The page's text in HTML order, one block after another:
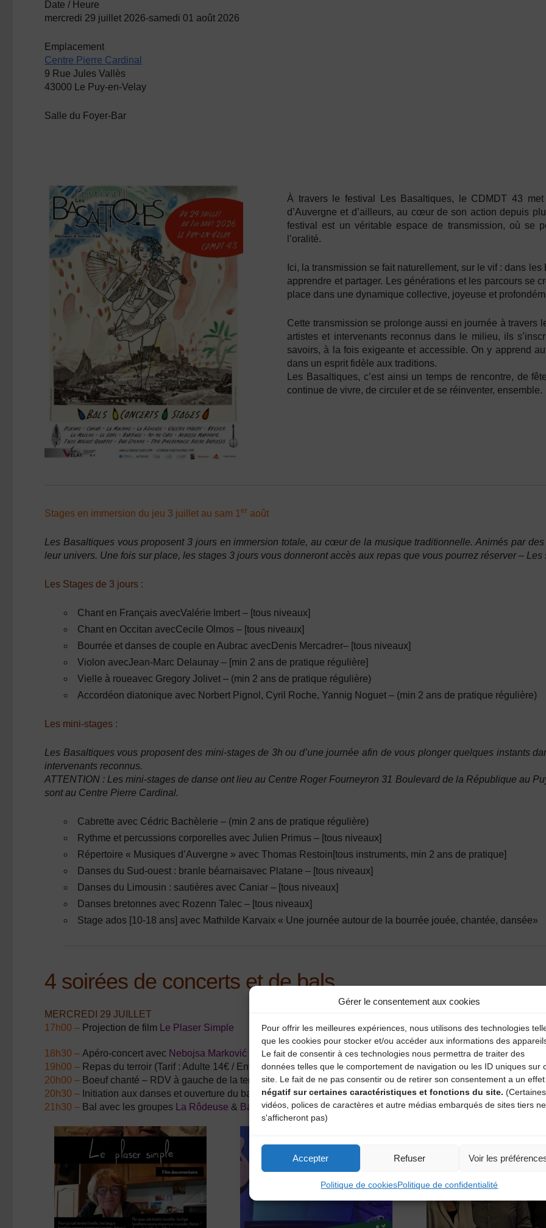
Gérer le consentement aux cookies
Pour offrir les meilleures expériences, nous utilisons des technologies
que les cookies pour stocker et/ou accéder aux informations des
Le fait de consentir à ces technologies nous permettra de traiter des
données telles que le comportement de navigation ou les ID uniques sur
site. Le fait de ne pas consentir ou de retirer son consentement a un effet
négatif sur certaines caractéristiques et fonctions du site. (Certaines
vidéos, polices de caractères et autre médias embarqués de sites tiers ne
s'afficheront pas)
Accepter Refuser Voir les
Politique de cookiesPolitique de confidentialité
Date / Heure
mercredi 29 juillet 2026-samedi 01 août 2026
Emplacement
Centre Pierre Cardinal
9 Rue Jules Vallès
43000 Le Puy-en-Velay
Salle du Foyer-Bar
À travers le festival Les Basaltiques, le CDMDT 43
d’Auvergne et d’ailleurs, au cœur de son action depuis
festival est un véritable espace de transmission, où se
l’oralité.
Ici, la transmission se fait naturellement, sur le vif : dans
apprendre et partager. Les générations et les parcours se
place dans une dynamique collective, joyeuse et
Cette transmission se prolonge aussi en journée à travers
artistes et intervenants reconnus dans le milieu, ils
savoirs, à la fois exigeante et accessible. On y apprend
dans un esprit fidèle aux traditions.
Les Basaltiques, c’est ainsi un temps de rencontre, de
continue de vivre, de circuler et de se réinventer, ensemble.
Stages en immersion du jeu 3 juillet au sam 1er août
Les Basaltiques vous proposent 3 jours en immersion totale, au cœur de la musique traditionnelle. Animés par
leur univers. Une fois sur place, les stages 3 jours vous donneront accès aux repas que vous pourrez réserver –
Les Stages de 3 jours :
Chant en Français avecValérie Imbert– [tous niveaux]
Chant en Occitan avecCecile Olmos – [tous niveaux]
Bourrée et danses de couple en Aubrac avecDenis Mercadrer– [tous niveaux]
Violon avecJean-Marc Delaunay – [min 2 ans de pratique régulière]
Vielle à roueavec Gregory Jolivet– (min 2 ans de pratique régulière)
Accordéon diatonique avec Norbert Pignol, Cyril Roche, Yannig Noguet– (min 2 ans de pratique régulière)
Les mini-stages :
Les Basaltiques vous proposent des mini-stages de 3h ou d’une journée afin de vous plonger quelques instants
intervenants reconnus.
ATTENTION : Les mini-stages de danse ont lieu au Centre Roger Fourneyron 31 Boulevard de la République au
sont au Centre Pierre Cardinal.
Cabrette avec Cédric Bachèlerie – (min 2 ans de pratique régulière)
Rythme et percussions corporelles avecJulien Primus – [tous niveaux]
Répertoire « Musiques d’Auvergne » avecThomas Restoin[tous instruments, min 2 ans de pratique]
Danses du Sud-ouest : branle béarnaisavec Platane – [tous niveaux]
Danses du Limousin : sautières avec Caniar – [tous niveaux]
Danses bretonnes avec Rozenn Talec – [tous niveaux]
Stage ados [10-18 ans] avec Mathilde Karvaix « Une journée autour de la bourrée jouée, chantée, dansée»
4 soirées de concerts et de bals
MERCREDI 29 JUILLET
17h00 – Projection de film Le Plaser Simple
18h30 – Apéro-concert avec Nebojsa Marković
19h00 – Repas du terroir (Tarif : Adulte 14€ / Enfant 8€)
20h00 – Boeuf chanté – RDV à gauche de la tente des jetons. Ouvert à tous
20h30 – Initiation aux danses et ouverture du bal avec l’ensemble vocal & les musiciens du CDMDT43
21h30 – Bal avec les groupes La Rôdeuse & Barrage